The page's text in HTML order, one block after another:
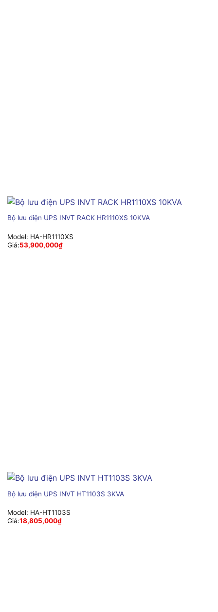
Bộ lưu điện UPS INVT RACK HR1110XS 10KVA
Model: HA-HR1110XS
Giá:53,900,000₫
Bộ lưu điện UPS INVT HT1103S 3KVA
Model: HA-HT1103S
Giá:18,805,000₫